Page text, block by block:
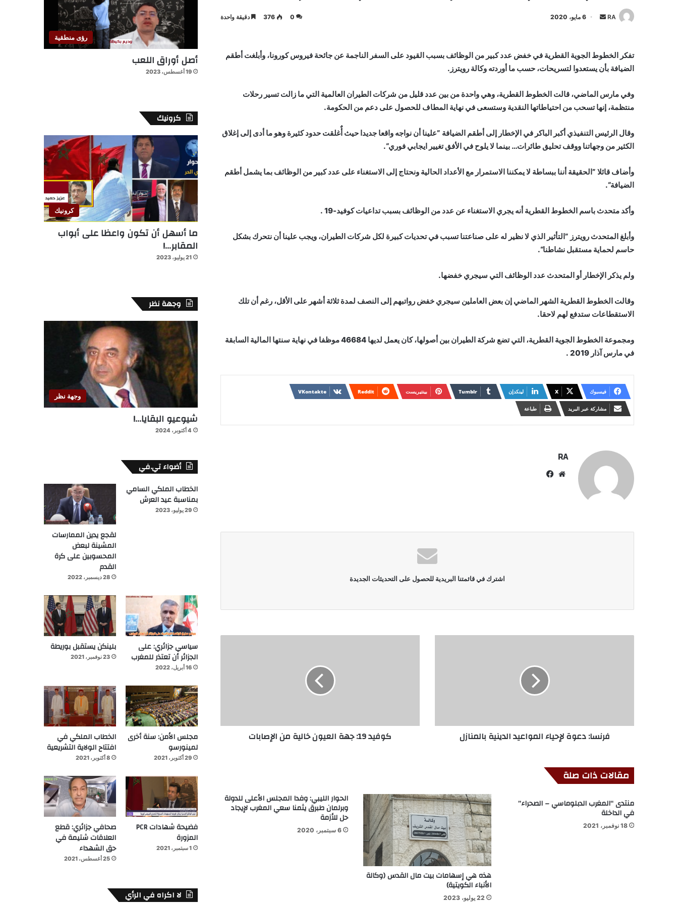
RA
أرسل 6 مايو، 2020 0
376 دقيقة واحدة
تفكر الخطوط الجوية القطرية في خفض عدد كبير من الوظائف بسبب القيود على السفر الناجمة عن جائحة فيروس كورونا، وأبلغت أطقم
الضيافة بأن يستعدوا لتسريحات، حسب ما أوردته وكالة رويترز.
وفي مارس الماضي، قالت الخطوط القطرية، وهي واحدة من بين عدد قليل من شركات الطيران العالمية التي ما زالت تسير رحلات
منتظمة، إنها تسحب من احتياطاتها النقدية وستسعى في نهاية المطاف للحصول على دعم من الحكومة.
وقال الرئيس التنفيذي أكبر الباكر في الإخطار إلى أطقم الضيافة ”علينا أن نواجه واقعا جديدا حيث أٌغلقت حدود كثيرة وهو ما أدى إلى إغلاق
الكثير من وجهاتنا ووقف تحليق طائرات… بينما لا يلوح في الأفق تغيير ايجابي فوري“.
وأضاف قائلا ”الحقيقة أننا ببساطة لا يمكننا الاستمرار مع الأعداد الحالية ونحتاج إلى الاستغناء على عدد كبير من الوظائف بما يشمل أطقم
الضيافة“.
وأكد متحدث باسم الخطوط القطرية أنه يجري الاستغناء عن عدد من الوظائف بسبب تداعيات كوفيد-19 .
وأبلغ المتحدث رويترز ”التأثير الذي لا نظير له على صناعتنا تسبب في تحديات كبيرة لكل شركات الطيران، ويجب علينا أن نتحرك بشكل
حاسم لحماية مستقبل نشاطنا“.
ولم يذكر الإخطار أو المتحدث عدد الوظائف التي سيجري خفضها.
وقالت الخطوط القطرية الشهر الماضي إن بعض العاملين سيجري خفض رواتبهم إلى النصف لمدة ثلاثة أشهر على الأقل، رغم أن تلك
الاستقطاعات ستدفع لهم لاحقا.
ومجموعة الخطوط الجوية القطرية، التي تضع شركة الطيران بين أصولها، كان يعمل لديها 46684 موظفا في نهاية سنتها المالية السابقة
في مارس آذار 2019 .
فيسبوك X لينكدإن بينتيريست
مشاركة عبر البريد طباعة
RA
موقع
اشترك في قائمتنا البريدية للحصول على التحديثات الجديدة
فرنسا: دعوة لإحياء المواعيد الدينية بالمنازل كوفيد 19: جهة العيون خالية من الإصابات
مقالات ذات صلة
منتدى “المغرب الدبلوماسي – الصحراء”
في الداخلة
18 نوفمبر، 2021
هذه هي إسهامات بيت مال القدس (وكالة
الأنباء الكويتية)
22 يوليو، 2023
الحوار الليبي: وفدا المجلس الأعلى للدولة
وبرلمان طبرق يثمنا سعي المغرب لإيجاد
حل للأزمة
6 سبتمبر، 2020
رؤى منطقية
أصل أوراق اللعب
19 أغسطس، 2023
كرونيك
كرونيك
ما أسهل أن تكون واعظا على أبواب
المقابر…!
21 يوليو، 2023
وجهة نظر
وجهة نظر
شيوعيو البقايا…!
4 أكتوبر، 2024
أضواء تي.في
الخطاب الملكي السامي
بمناسبة عيد العرش
29 يوليو، 2023
لقجع يدين الممارسات
المشينة لبعض
المحسوبين على كرة
القدم
28 ديسمبر، 2022
سياسي جزائري: على
الجزائر أن تعتذر للمغرب
16 أبريل، 2022
بلينكن يستقبل بوريطة
23 نوفمبر، 2021
مجلس الأمن: سنة أخرى
لمينورسو
29 أكتوبر، 2021
الخطاب الملكي في
افتتاح الولاية التشريعية
8 أكتوبر، 2021
فضيحة شهادات PCR
المزورة
1 سبتمبر، 2021
صحافي جزائري: قطع
العلاقات شتيمة في
حق الشهداء
25 أغسطس، 2021
لا اكراه في الرأي